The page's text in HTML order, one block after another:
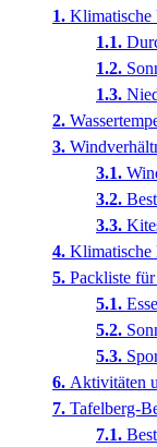
Klimatische
Klimatische
Packliste
Aktivitäten
Tafelberg-